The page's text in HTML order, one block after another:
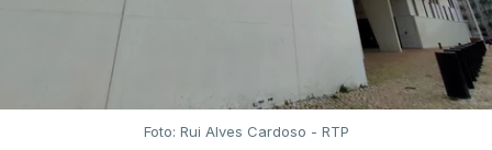
Foto: Rui Alves Cardoso - RTP